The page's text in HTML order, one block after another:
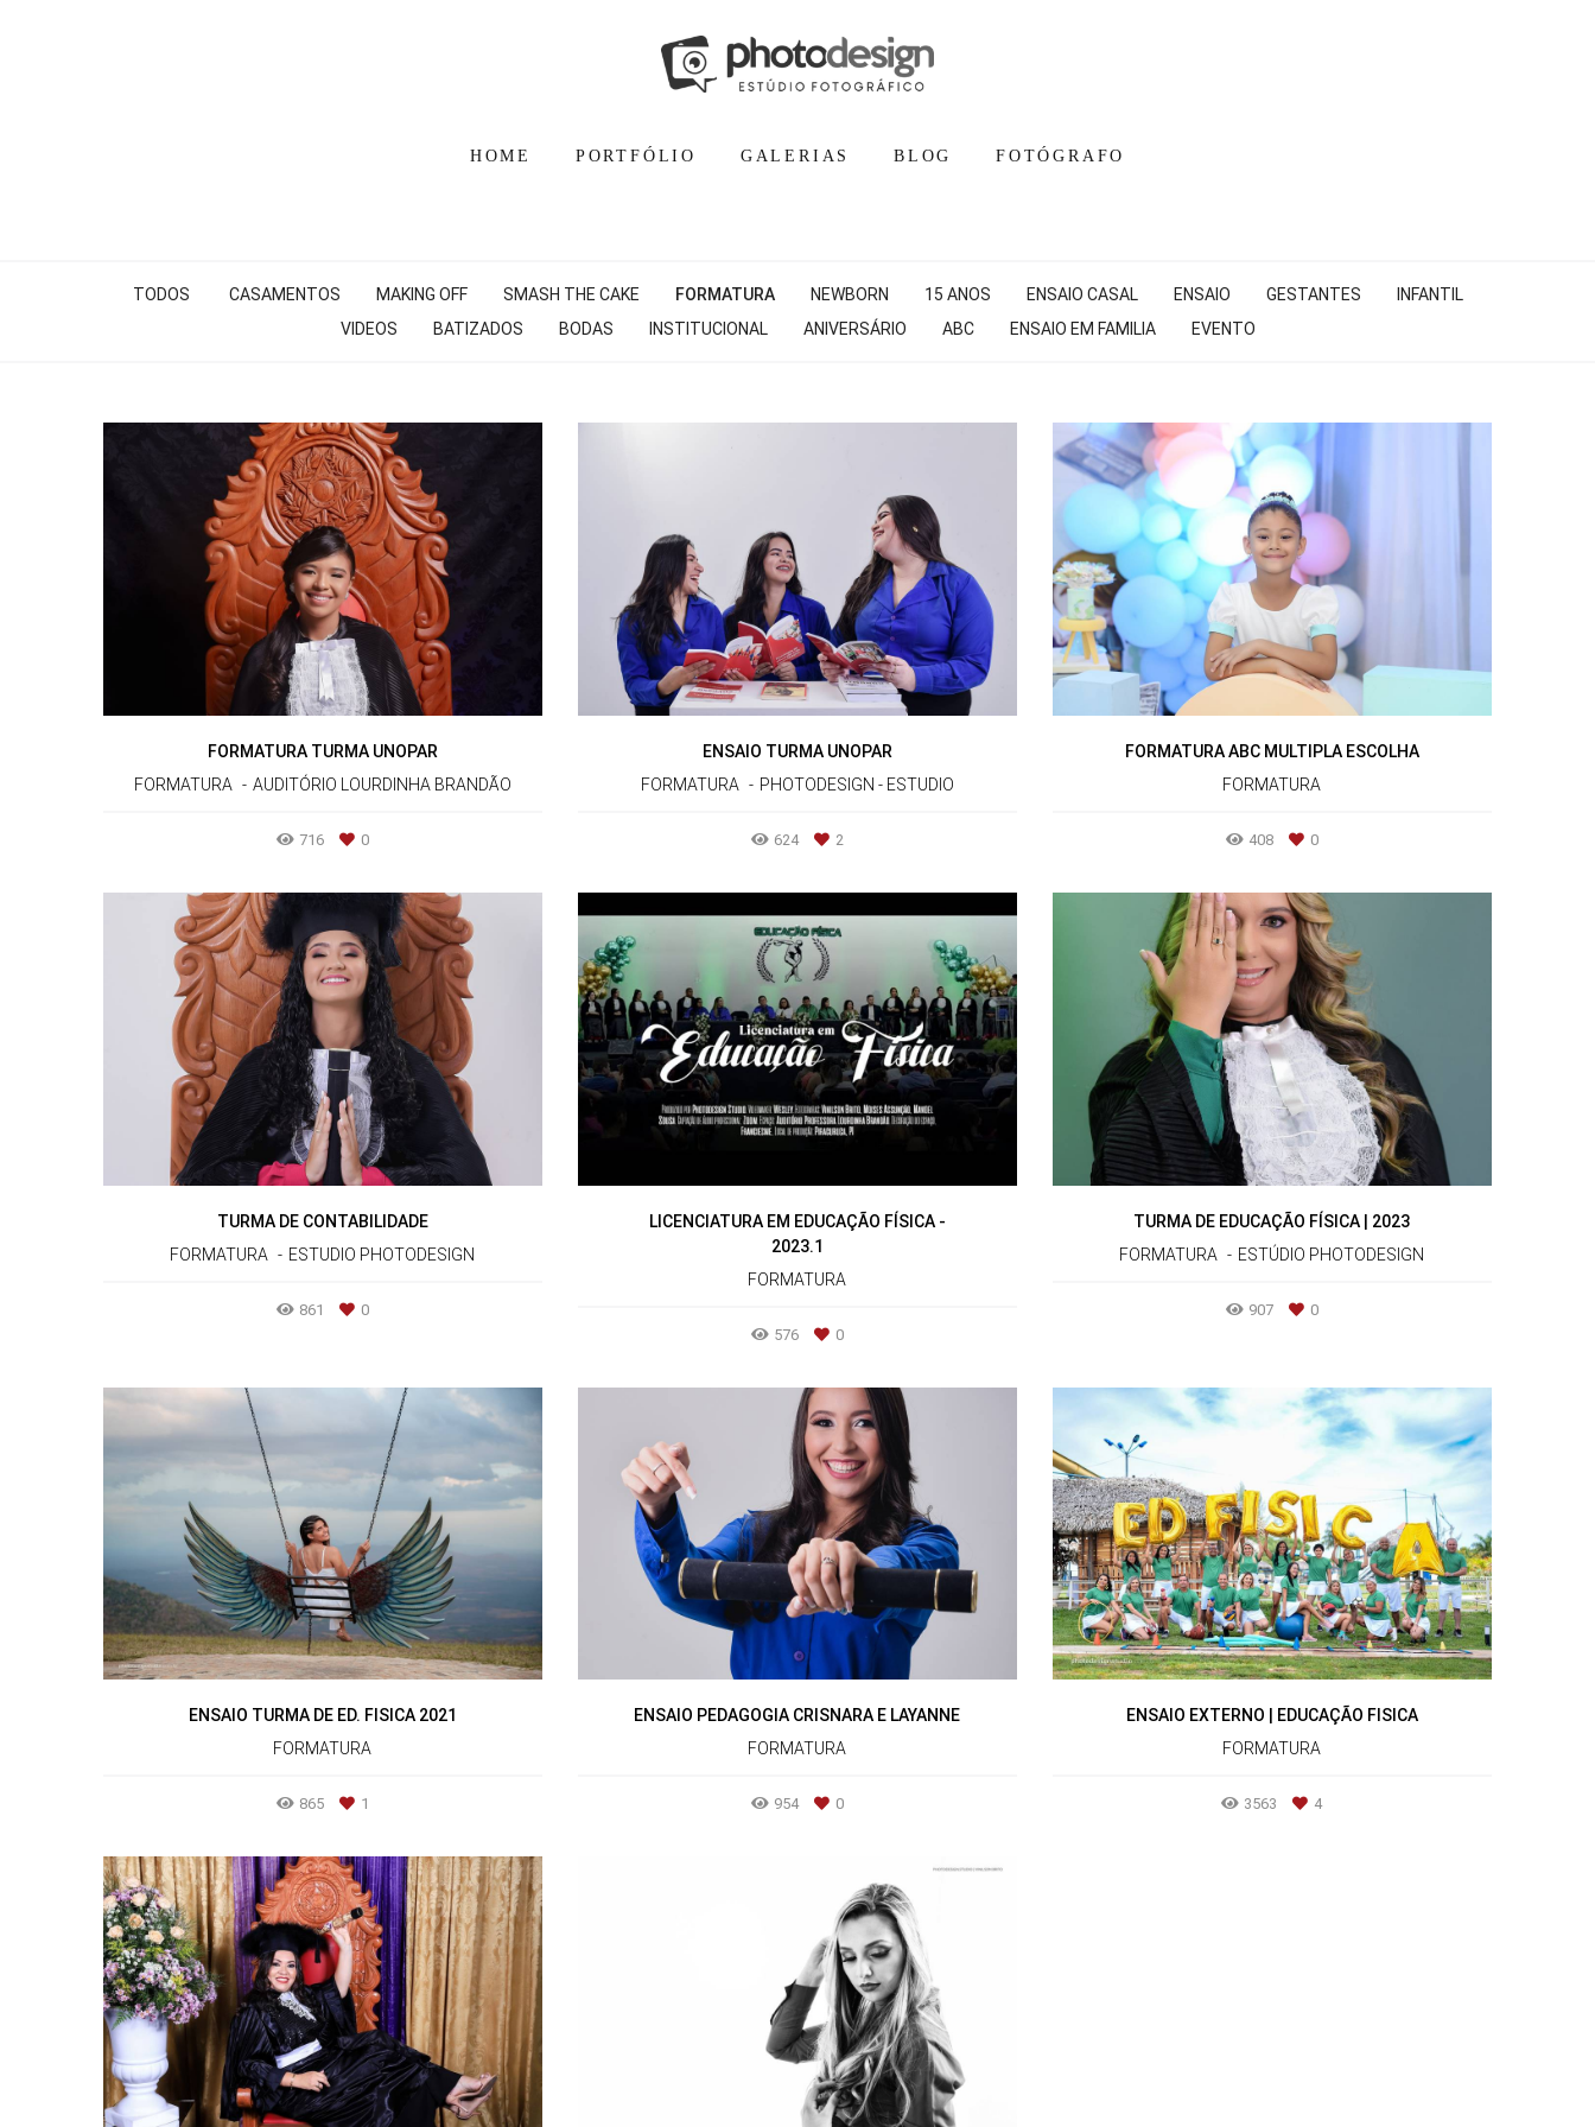
HOME PORTFÓLIO GALERIAS BLOG FOTÓGRAFO
TODOS CASAMENTOS MAKING OFF SMASH THE CAKE FORMATURA NEWBORN 15 ANOS ENSAIO CASAL ENSAIO GESTANTES
INFANTIL
VIDEOS
BATIZADOS BODAS INSTITUCIONAL ANIVERSÁRIO ABC ENSAIO EM FAMILIA EVENTO
FORMATURA TURMA UNOPAR
FORMATURA
AUDITÓRIO LOURDINHA BRANDÃO
716 0
ENSAIO TURMA UNOPAR
FORMATURA
PHOTODESIGN - ESTUDIO
624 2
FORMATURA ABC MULTIPLA ESCOLHA
FORMATURA
408 0
TURMA DE CONTABILIDADE
FORMATURA
ESTUDIO PHOTODESIGN
861 0
LICENCIATURA EM EDUCAÇÃO FÍSICA -
2023.1
FORMATURA
576 0
TURMA DE EDUCAÇÃO FÍSICA | 2023
FORMATURA
ESTÚDIO PHOTODESIGN
907 0
ENSAIO TURMA DE ED. FISICA 2021
FORMATURA
865 1
ENSAIO PEDAGOGIA CRISNARA E LAYANNE
FORMATURA
954 0
ENSAIO EXTERNO | EDUCAÇÃO FISICA
FORMATURA
3563 4